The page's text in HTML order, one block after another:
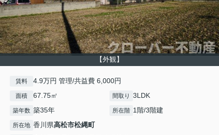
【外観】
賃料 4.9万円 管理/共益費 6,000円
面積 67.75㎡ 間取り 3LDK
築年数 築35年 所在階 1階/3階建
所在地 香川県高松市松縄町